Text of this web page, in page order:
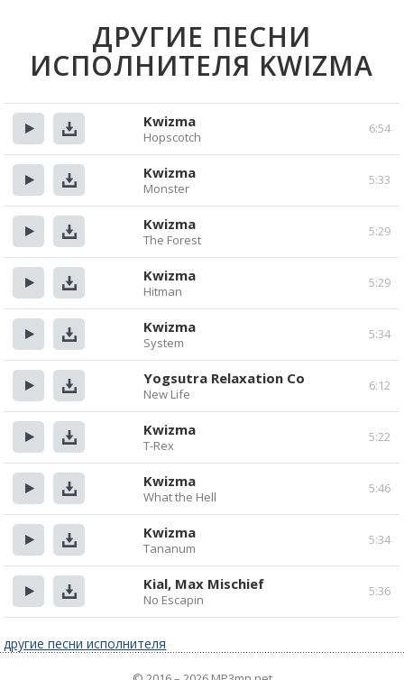
ДРУГИЕ ПЕСНИ
ИСПОЛНИТЕЛЯ KWIZMA
Прослушать
Скачать
6:54
Kwizma
Hopscotch
Прослушать
Скачать
5:33
Kwizma
Monster
Прослушать
Скачать
5:29
Kwizma
The Forest
Прослушать
Скачать
5:29
Kwizma
Hitman
Прослушать
Скачать
5:34
Kwizma
System
Прослушать
Скачать
6:12
Yogsutra Relaxation Co
New Life
Прослушать
Скачать
5:22
Kwizma
T-Rex
Прослушать
Скачать
5:46
Kwizma
What the Hell
Прослушать
Скачать
5:34
Kwizma
Tananum
Прослушать
Скачать
5:36
Kial, Max Mischief
No Escapin
другие песни исполнителя